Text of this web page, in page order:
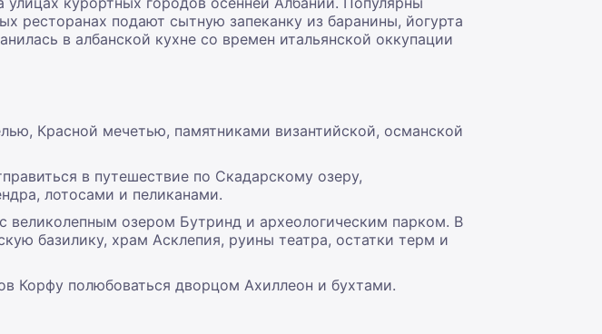
ресторанах подают сытную запеканку из баранины, йогурта
в албанской кухне со времен итальянской оккупации
Красной мечетью, памятниками византийской, османской
в путешествие по Скадарскому озеру,
лотосами и пеликанами.
великолепным озером Бутринд и археологическим парком. В
базилику, храм Асклепия, руины театра, остатки терм и
Корфу полюбоваться дворцом Ахиллеон и бухтами.